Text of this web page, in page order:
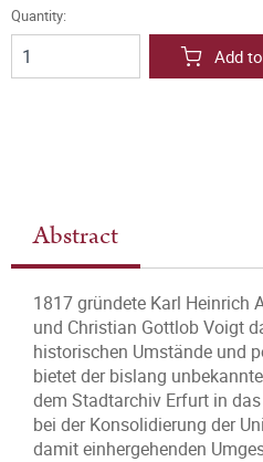
Quantity:
Add
Abstract
1817 gründete Karl Heinrich
und Christian Gottlob Voigt
historischen Umstände und
bietet der bislang
dem Stadtarchiv Erfurt in
bei der Konsolidierung der
damit einhergehenden